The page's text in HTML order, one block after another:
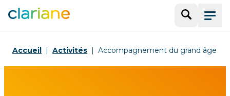
Menu
Accueil Activités Accompagnement du grand âge